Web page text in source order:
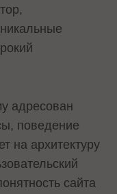
адресован
поведение
на архитектуру
сайта